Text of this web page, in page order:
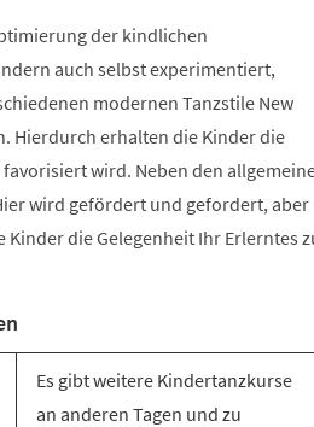
der kindlichen
auch selbst experimentiert,
modernen Tanzstile New
Hierdurch erhalten die Kinder die
wird. Neben den
wird gefördert und gefordert, aber
die Gelegenheit Ihr Erlerntes
Es gibt weitere Kindertanzkurse
an anderen Tagen und zu